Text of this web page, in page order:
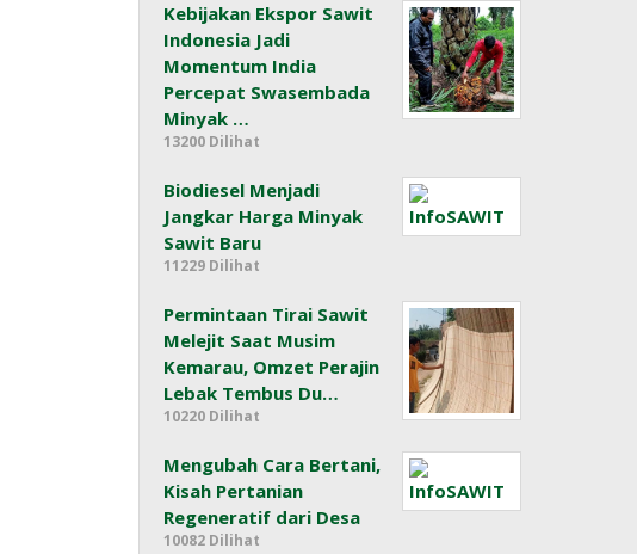
Kebijakan Ekspor Sawit
Indonesia Jadi
Momentum India
Percepat Swasembada
Minyak …
13200 Dilihat
Biodiesel Menjadi
Jangkar Harga Minyak
Sawit Baru
11229 Dilihat
Permintaan Tirai Sawit
Melejit Saat Musim
Kemarau, Omzet Perajin
Lebak Tembus Du…
10220 Dilihat
Mengubah Cara Bertani,
Kisah Pertanian
Regeneratif dari Desa
10082 Dilihat